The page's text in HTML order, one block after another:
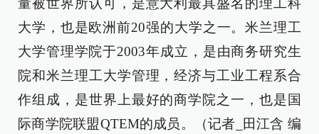
量被世界所认可，是意大利最具盛名的理工科
大学，也是欧洲前20强的大学之一。米兰理工
大学管理学院于2003年成立，是由商务研究生
院和米兰理工大学管理，经济与工业工程系合
作组成，是世界上最好的商学院之一，也是国
际商学院联盟QTEM的成员。（记者_田江含 编